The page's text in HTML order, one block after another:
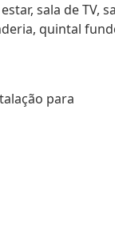
sala de TV,
quintal
para